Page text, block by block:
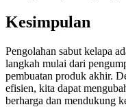
Kesimpulan
Pengolahan sabut kelapa
langkah mulai dari
pembuatan produk akhir.
efisien, kita dapat
berharga dan mendukung